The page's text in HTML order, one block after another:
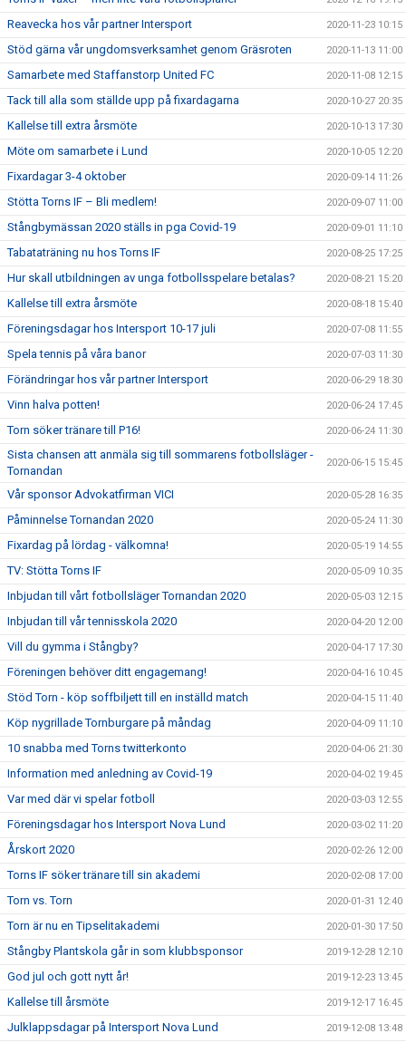
Reavecka hos vår partner Intersport 2020-11-23 10:15
Stöd gärna vår ungdomsverksamhet genom Gräsroten 2020-11-13 11:00
Samarbete med Staffanstorp United FC 2020-11-08 12:15
Tack till alla som ställde upp på fixardagarna 2020-10-27 20:35
Kallelse till extra årsmöte 2020-10-13 17:30
Möte om samarbete i Lund 2020-10-05 12:20
Fixardagar 3-4 oktober 2020-09-14 11:26
Stötta Torns IF – Bli medlem! 2020-09-07 11:00
Stångbymässan 2020 ställs in pga Covid-19 2020-09-01 11:10
Tabataträning nu hos Torns IF 2020-08-25 17:25
Hur skall utbildningen av unga fotbollsspelare betalas? 2020-08-21 15:20
Kallelse till extra årsmöte 2020-08-18 15:40
Föreningsdagar hos Intersport 10-17 juli 2020-07-08 11:55
Spela tennis på våra banor 2020-07-03 11:30
Förändringar hos vår partner Intersport 2020-06-29 18:30
Vinn halva potten! 2020-06-24 17:45
Torn söker tränare till P16! 2020-06-24 11:30
Sista chansen att anmäla sig till sommarens fotbollsläger -
Tornandan
2020-06-15 15:45
Vår sponsor Advokatfirman VICI 2020-05-28 16:35
Påminnelse Tornandan 2020 2020-05-24 11:30
Fixardag på lördag - välkomna! 2020-05-19 14:55
TV: Stötta Torns IF 2020-05-09 10:35
Inbjudan till vårt fotbollsläger Tornandan 2020 2020-05-03 12:15
Inbjudan till vår tennisskola 2020 2020-04-20 12:00
Vill du gymma i Stångby? 2020-04-17 17:30
Föreningen behöver ditt engagemang! 2020-04-16 10:45
Stöd Torn - köp soffbiljett till en inställd match 2020-04-15 11:40
Köp nygrillade Tornburgare på måndag 2020-04-09 11:10
10 snabba med Torns twitterkonto 2020-04-06 21:30
Information med anledning av Covid-19 2020-04-02 19:45
Var med där vi spelar fotboll 2020-03-03 12:55
Föreningsdagar hos Intersport Nova Lund 2020-03-02 11:20
Årskort 2020 2020-02-26 12:00
Torns IF söker tränare till sin akademi 2020-02-08 17:00
Torn vs. Torn 2020-01-31 12:40
Torn är nu en Tipselitakademi 2020-01-30 17:50
Stångby Plantskola går in som klubbsponsor 2019-12-28 12:10
God jul och gott nytt år! 2019-12-23 13:45
Kallelse till årsmöte 2019-12-17 16:45
Julklappsdagar på Intersport Nova Lund 2019-12-08 13:48